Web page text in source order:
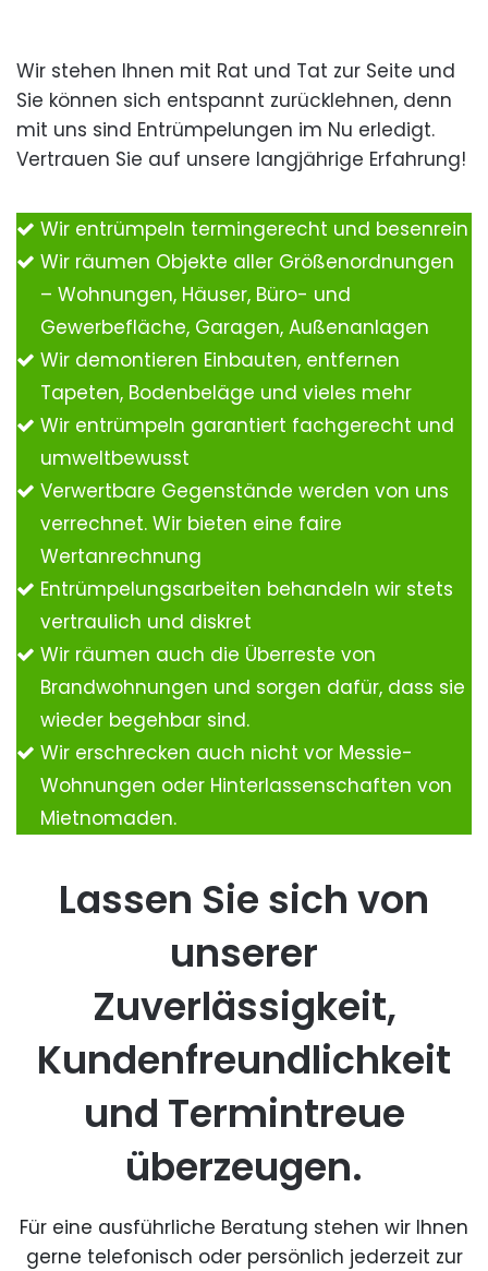
Wir stehen Ihnen mit Rat und Tat zur Seite und
Sie können sich entspannt zurücklehnen, denn
mit uns sind Entrümpelungen im Nu erledigt.
Vertrauen Sie auf unsere langjährige Erfahrung!
Wir entrümpeln termingerecht und besenrein
Wir räumen Objekte aller Größenordnungen
– Wohnungen, Häuser, Büro- und
Gewerbefläche, Garagen, Außenanlagen
Wir demontieren Einbauten, entfernen
Tapeten, Bodenbeläge und vieles mehr
Wir entrümpeln garantiert fachgerecht und
umweltbewusst
Verwertbare Gegenstände werden von uns
verrechnet. Wir bieten eine faire
Wertanrechnung
Entrümpelungsarbeiten behandeln wir stets
vertraulich und diskret
Wir räumen auch die Überreste von
Brandwohnungen und sorgen dafür, dass sie
wieder begehbar sind.
Wir erschrecken auch nicht vor Messie-
Wohnungen oder Hinterlassenschaften von
Mietnomaden.
Lassen Sie sich von
unserer
Zuverlässigkeit,
Kundenfreundlichkeit
und Termintreue
überzeugen.
Für eine ausführliche Beratung stehen wir Ihnen
gerne telefonisch oder persönlich jederzeit zur